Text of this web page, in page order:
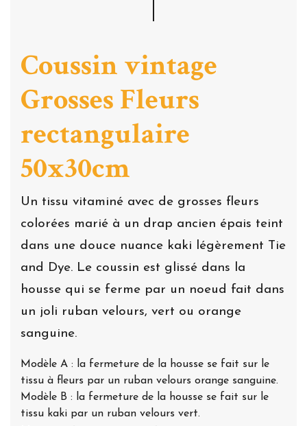
Coussin vintage
Grosses Fleurs
rectangulaire
50x30cm
Un tissu vitaminé avec de grosses fleurs
colorées marié à un drap ancien épais teint
dans une douce nuance kaki légèrement Tie
and Dye. Le coussin est glissé dans la
housse qui se ferme par un noeud fait dans
un joli ruban velours, vert ou orange
sanguine.
Modèle A : la fermeture de la housse se fait sur le
tissu à fleurs par un ruban velours orange sanguine.
Modèle B : la fermeture de la housse se fait sur le
tissu kaki par un ruban velours vert.